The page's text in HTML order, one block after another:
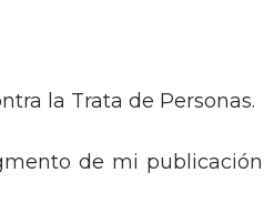
la Trata de Personas.
de mi publicación